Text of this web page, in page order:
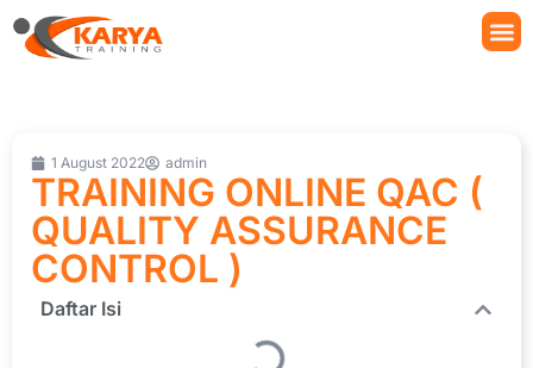
1 August 2022 admin
TRAINING ONLINE QAC (
QUALITY ASSURANCE
CONTROL )
Daftar Isi